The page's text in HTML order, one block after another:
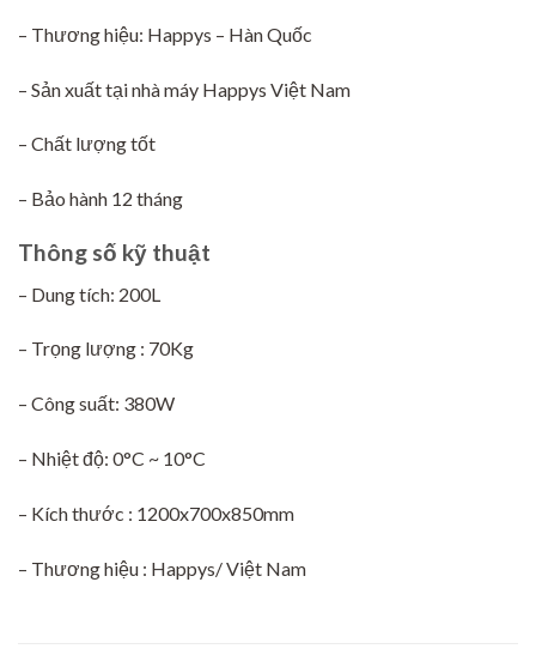
– Thương hiệu: Happys – Hàn Quốc
– Sản xuất tại nhà máy Happys Việt Nam
– Chất lượng tốt
– Bảo hành 12 tháng
Thông số kỹ thuật
– Dung tích: 200L
– Trọng lượng : 70Kg
– Công suất: 380W
– Nhiệt độ: 0°C ~ 10°C
– Kích thước : 1200x700x850mm
– Thương hiệu : Happys/ Việt Nam